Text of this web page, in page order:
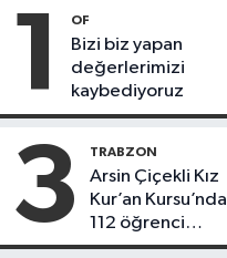
1 OF
Bizi biz yapan
değerlerimizi
kaybediyoruz
3 TRABZON
Arsin Çiçekli Kız
Kur’an Kursu’nda
112 öğrenci
icazet aldı